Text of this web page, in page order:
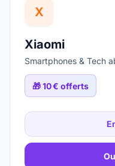
X
Xiaomi
Smartphones & Tech
🎁10 € offerts